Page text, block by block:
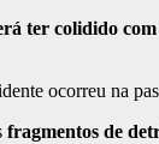
ter colidido
ocorreu na
fragmentos de